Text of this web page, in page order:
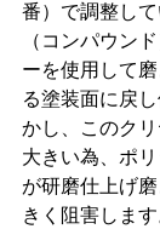
番）で調整し
（コンパウン
ーを使用して
る塗装面に戻
かし、このク
大きい為、ポ
が研磨仕上げ
きく阻害しま